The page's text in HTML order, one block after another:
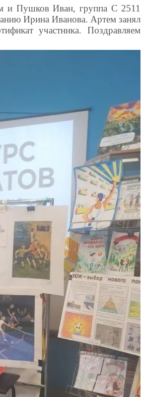
и Пушков Иван, группа С 2511
Ирина Иванова. Артем занял
участника. Поздравляем